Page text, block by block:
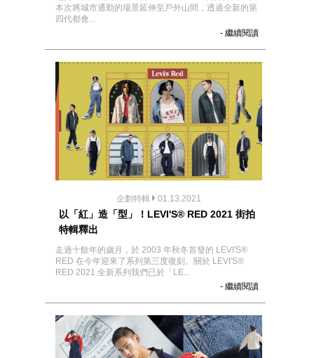
本次將城市通勤的場景延伸至戶外山間，透過全新的第
四代都會...
- 繼續閱讀
企劃特輯 01.13.2021
以「紅」造「型」！LEVI'S® RED 2021 街拍
特輯釋出
走過十餘年的歲月，於 2003 年秋冬首發的 LEVI'S®
RED 在今年迎來了系列第三度復刻。關於 LEVI'S®
RED 2021 全新系列我們已於「LE...
- 繼續閱讀